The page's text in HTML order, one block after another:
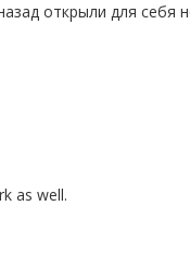
открыли для
as well.